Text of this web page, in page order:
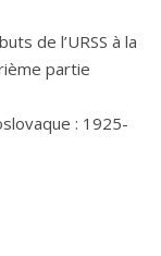
de l’URSS à la
partie
: 1925-